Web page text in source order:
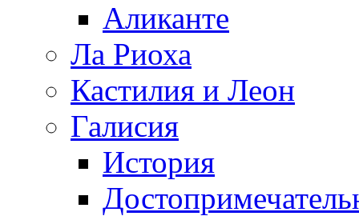
Аликанте
Ла Риоха
Кастилия и Леон
Галисия
История